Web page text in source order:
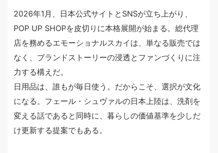
2026年1月、日本公式サイトとSNSが立ち上がり、
POP UP SHOPを皮切りに本格展開が始まる。総代理
店を務めるエモーショナルスカイは、単なる販売では
なく、ブランドストーリーの浸透とファンづくりに注
力する構えだ。
日用品は、誰もが毎日使う。だからこそ、選択が文化
になる。フェール・シュヴァルの日本上陸は、洗剤を
変える話であると同時に、暮らしの価値基準を少しだ
け更新する提案でもある。